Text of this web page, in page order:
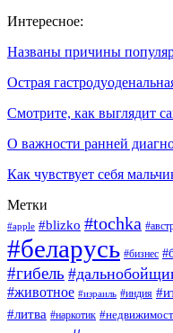
Интересное:
Названы причины
Острая
Смотрите, как выглядит
О важности ранней
Как чувствует себя
Метки
#apple #blizko #tochka
#беларусь #бизнес
#гибель
#животное #израиль #индия
#литва #наркотик